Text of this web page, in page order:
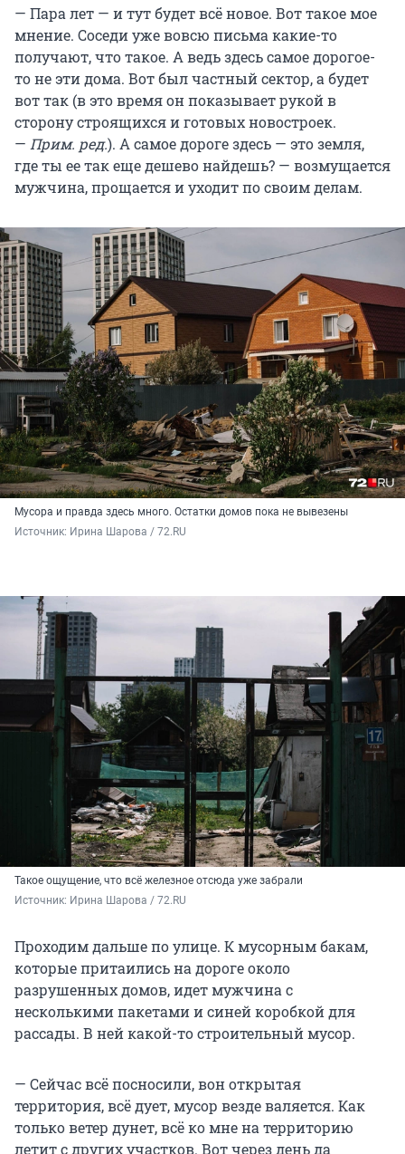
— Пара лет — и тут будет всё новое. Вот такое мое
мнение. Соседи уже вовсю письма какие-то
получают, что такое. А ведь здесь самое дорогое-
то не эти дома. Вот был частный сектор, а будет
вот так (в это время он показывает рукой в
сторону строящихся и готовых новостроек.
— Прим. ред.). А самое дороге здесь — это земля,
где ты ее так еще дешево найдешь? — возмущается
мужчина, прощается и уходит по своим делам.
Мусора и правда здесь много. Остатки домов пока не вывезены
Источник: Ирина Шарова / 72.RU
Такое ощущение, что всё железное отсюда уже забрали
Источник: Ирина Шарова / 72.RU
Проходим дальше по улице. К мусорным бакам,
которые притаились на дороге около
разрушенных домов, идет мужчина с
несколькими пакетами и синей коробкой для
рассады. В ней какой-то строительный мусор.
— Сейчас всё посносили, вон открытая
территория, всё дует, мусор везде валяется. Как
только ветер дунет, всё ко мне на территорию
летит с других участков. Вот через день да